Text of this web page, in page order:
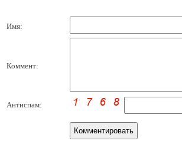
Имя:
Коммент:
Антиспам: